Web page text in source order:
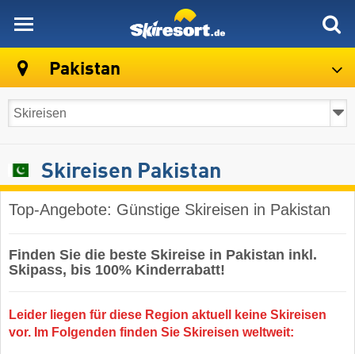
Pakistan
Skireisen Pakistan
Top-Angebote: Günstige Skireisen in Pakistan
Finden Sie die beste Skireise in Pakistan inkl.
Skipass, bis 100% Kinderrabatt!
Leider liegen für diese Region aktuell keine Skireisen
vor. Im Folgenden finden Sie Skireisen weltweit: